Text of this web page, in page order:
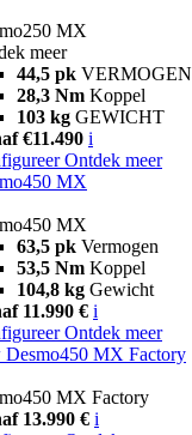
MX
meer
44,5 pk VERMOGEN
28,3 Nm Koppel
103 kg GEWICHT
€11.490 i
Ontdek meer
MX
MX
63,5 pk Vermogen
53,5 Nm Koppel
104,8 kg Gewicht
11.990 € i
Ontdek meer
Desmo450 MX Factory
MX Factory
13.990 € i